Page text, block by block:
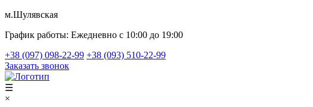
м.Шулявская
График работы: Ежедневно с 10:00 до 19:00
+38 (097) 098-22-99 +38 (093) 510-22-99
Заказать звонок
☰
×